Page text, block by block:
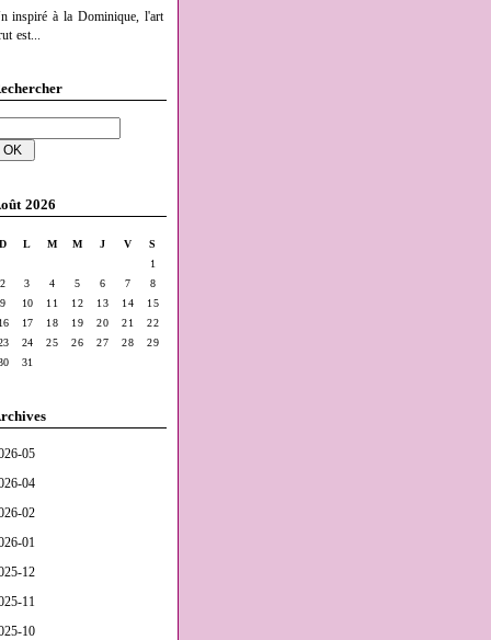
inspiré à la Dominique, l'art
est...
2026
D L M M J V
S
1
2
3 4 5 6 7
8
9
10 11 12 13 14
15
16
17 18 19 20 21
22
24 25 26 27 28
29
31
05
04
02
01
12
11
10